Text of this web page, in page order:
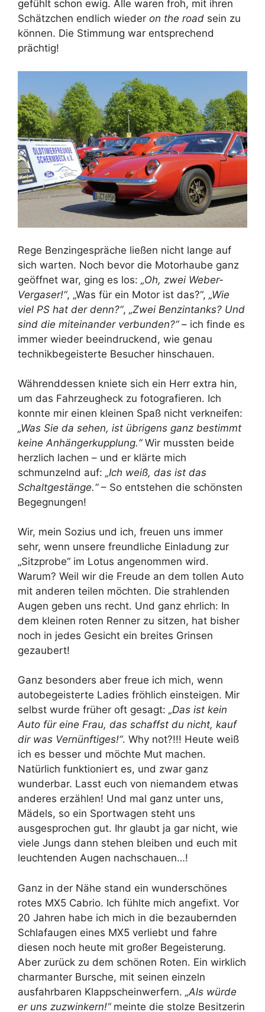
gefühlt schon ewig. Alle waren froh, mit ihren
Schätzchen endlich wieder on the road sein zu
können. Die Stimmung war entsprechend
prächtig!
Rege Benzingespräche ließen nicht lange auf
sich warten. Noch bevor die Motorhaube ganz
geöffnet war, ging es los: „Oh, zwei Weber-
Vergaser!“, „Was für ein Motor ist das?“, „Wie
viel PS hat der denn?“, „Zwei Benzintanks? Und
sind die miteinander verbunden?“– ich finde es
immer wieder beeindruckend, wie genau
technikbegeisterte Besucher hinschauen.
Währenddessen kniete sich ein Herr extra hin,
um das Fahrzeugheck zu fotografieren. Ich
konnte mir einen kleinen Spaß nicht verkneifen:
„Was Sie da sehen, ist übrigens ganz bestimmt
keine Anhängerkupplung.“Wir mussten beide
herzlich lachen – und er klärte mich
schmunzelnd auf: „Ich weiß, das ist das
Schaltgestänge.“– So entstehen die schönsten
Begegnungen!
Wir, mein Sozius und ich, freuen uns immer
sehr, wenn unsere freundliche Einladung zur
„Sitzprobe“ im Lotus angenommen wird.
Warum? Weil wir die Freude an dem tollen Auto
mit anderen teilen möchten. Die strahlenden
Augen geben uns recht. Und ganz ehrlich: In
dem kleinen roten Renner zu sitzen, hat bisher
noch in jedes Gesicht ein breites Grinsen
gezaubert!
Ganz besonders aber freue ich mich, wenn
autobegeisterte Ladies fröhlich einsteigen. Mir
selbst wurde früher oft gesagt: „Das ist kein
Auto für eine Frau, das schaffst du nicht, kauf
dir was Vernünftiges!“. Why not?!!! Heute weiß
ich es besser und möchte Mut machen.
Natürlich funktioniert es, und zwar ganz
wunderbar. Lasst euch von niemandem etwas
anderes erzählen! Und mal ganz unter uns,
Mädels, so ein Sportwagen steht uns
ausgesprochen gut. Ihr glaubt ja gar nicht, wie
viele Jungs dann stehen bleiben und euch mit
leuchtenden Augen nachschauen…!
Ganz in der Nähe stand ein wunderschönes
rotes MX5 Cabrio. Ich fühlte mich angefixt. Vor
20 Jahren habe ich mich in die bezaubernden
Schlafaugen eines MX5 verliebt und fahre
diesen noch heute mit großer Begeisterung.
Aber zurück zu dem schönen Roten. Ein wirklich
charmanter Bursche, mit seinen einzeln
ausfahrbaren Klappscheinwerfern. „Als würde
er uns zuzwinkern!“meinte die stolze Besitzerin